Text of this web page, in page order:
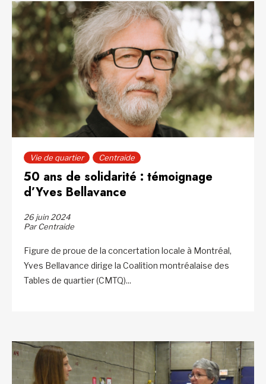
Vie de quartier Centraide
50 ans de solidarité : témoignage
d’Yves Bellavance
26 juin 2024
Par Centraide
Figure de proue de la concertation locale à Montréal,
Yves Bellavance dirige la Coalition montréalaise des
Tables de quartier (CMTQ)...